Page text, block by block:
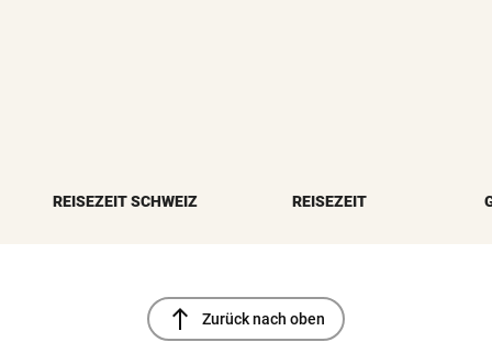
REISEZEIT SCHWEIZ REISEZEIT
north Zurück nach oben